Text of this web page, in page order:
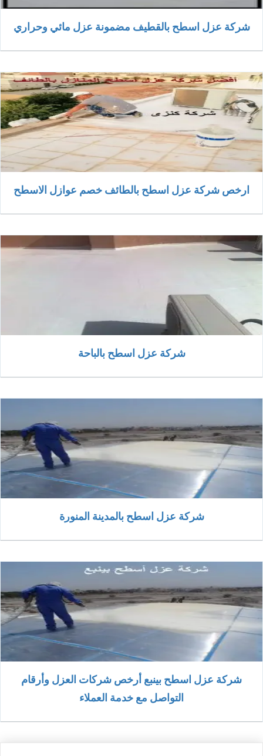
شركة عزل اسطح بالقطيف مضمونة عزل مائي وحراري
ارخص شركة عزل اسطح بالطائف خصم عوازل الاسطح
شركة عزل اسطح بالباحة
شركة عزل اسطح بالمدينة المنورة
شركة عزل اسطح بينبع أرخص شركات العزل وأرقام
التواصل مع خدمة العملاء